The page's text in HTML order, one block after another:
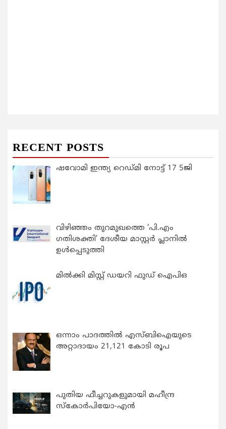
RECENT POSTS
ഷവോമി ഇന്ത്യ റെഡ്മി നോട്ട് 17 5ജി
വിഴിഞ്ഞം തുറമുഖത്തെ ‘പി.എം
ഗതിശക്തി’ ദേശീയ മാസ്റ്റർ പ്ലാനിൽ
ഉൾപ്പെടുത്തി
മിൽക്കി മിസ്റ്റ് ഡയറി ഫുഡ് ഐപിഒ
ഒന്നാം പാദത്തിൽ എസ്ബിഐയുടെ
അറ്റാദായം 21,121 കോടി രൂപ
പുതിയ ഫീച്ചറുകളുമായി മഹീന്ദ്ര
സ്കോർപിയോ-എൻ